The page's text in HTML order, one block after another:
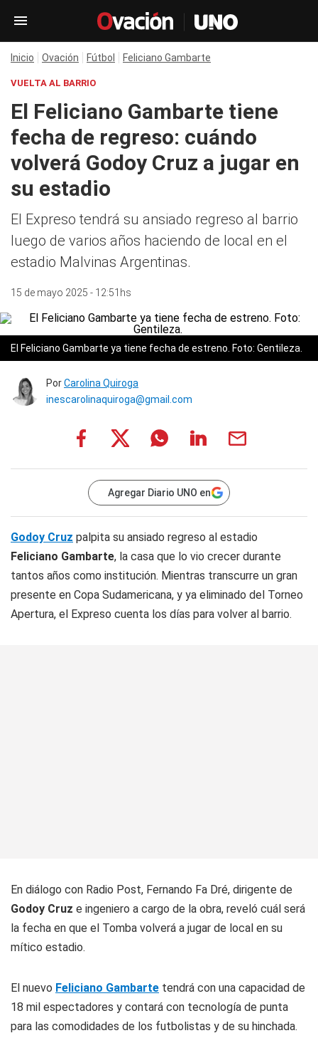
Inicio Ovación Fútbol Feliciano Gambarte
VUELTA AL BARRIO
El Feliciano Gambarte tiene
fecha de regreso: cuándo
volverá Godoy Cruz a jugar en
su estadio
El Expreso tendrá su ansiado regreso al barrio
luego de varios años haciendo de local en el
estadio Malvinas Argentinas.
15 de mayo 2025 - 12:51hs
El Feliciano Gambarte ya tiene fecha de estreno. Foto: Gentileza.
PorCarolina Quiroga
inescarolinaquiroga@gmail.com
Agregar Diario UNO en
Godoy Cruz palpita su ansiado regreso al estadio
Feliciano Gambarte, la casa que lo vio crecer durante
tantos años como institución. Mientras transcurre un gran
presente en Copa Sudamericana, y ya eliminado del Torneo
Apertura, el Expreso cuenta los días para volver al barrio.
En diálogo con Radio Post, Fernando Fa Dré, dirigente de
Godoy Cruz e ingeniero a cargo de la obra, reveló cuál será
la fecha en que el Tomba volverá a jugar de local en su
mítico estadio.
El nuevo Feliciano Gambarte tendrá con una capacidad de
18 mil espectadores y contará con tecnología de punta
para las comodidades de los futbolistas y de su hinchada.